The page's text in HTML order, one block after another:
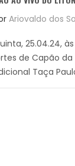
Ariovaldo dos
25.04.24,
de Capão da
Taça